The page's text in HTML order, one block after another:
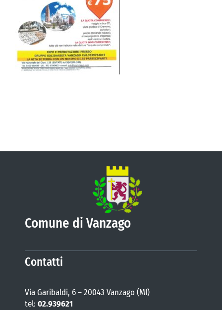
VIVERE VANZAGO
COMUNICAZIONE
Comune di Vanzago
Contatti
Via Garibaldi, 6 – 20043 Vanzago (MI)
tel: 02.939621